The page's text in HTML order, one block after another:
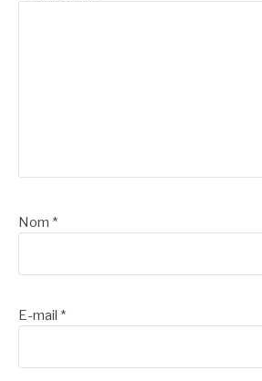
Nom *
E-mail *